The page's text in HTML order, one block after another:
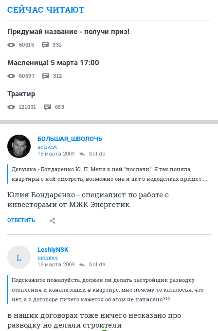
СЕЙЧАС ЧИТАЮТ
Придумай название - получи приз!
60015 331
Масленица! 5 марта 17:00
60597 312
Трактир
121031 653
БОЛЬШАЯ_ШВОЛОЧЬ
activist
18 марта 2009 Solida
Девушка - Бондаренко Ю. П. Меня к ней "послали". Я так поняла,
квартиры с ней смотреть, возможно она и акт о недоделках примет....
Юлия Бондаренко - специалист по работе с
инвесторами от МЖК Энергетик.
ОТВЕТИТЬ
L
LeshiyNSK
member
18 марта 2009 Solida
Подскажите пожалуйста, должен ли делать застройщик разводку
отопления и канализации в квартире, мне почему-то казалосья, что
нет, а в договоре ничего кажется об этом не написано???
в наших договорах тоже ничего несказано про
разводку но делали строители